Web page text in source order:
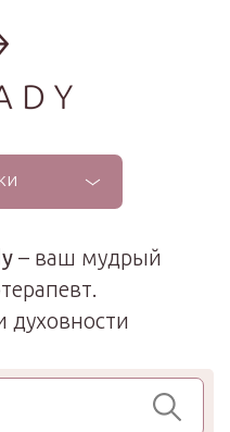
– ваш мудрый
духовности